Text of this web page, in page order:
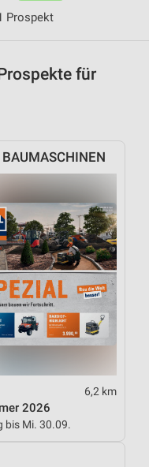
Prospekt
für
6,2 km
2026
bis Mi. 30.09.
oder
von